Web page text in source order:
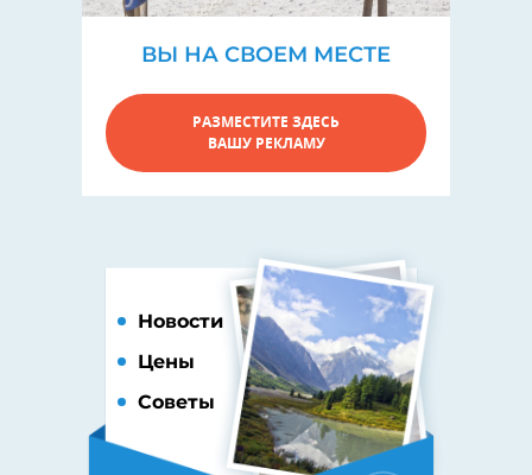
ВЫ НА СВОЕМ МЕСТЕ
РАЗМЕСТИТЕ ЗДЕСЬ
ВАШУ РЕКЛАМУ
Новости
Цены
Советы